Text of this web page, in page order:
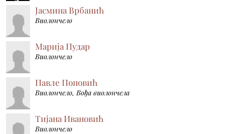
Јасмина Врбанић
Виолончело
Марија Пудар
Виолончело
Павле Поповић
Виолончело, Вођа виолончела
Тијана Ивановић
Виолончело